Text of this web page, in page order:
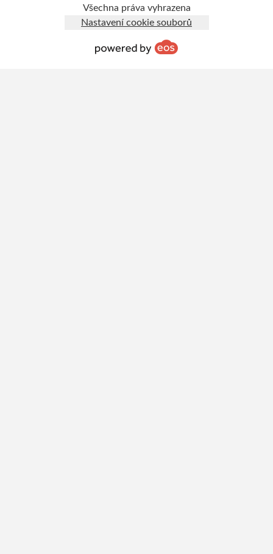
Všechna práva vyhrazena
Nastavení cookie souborů